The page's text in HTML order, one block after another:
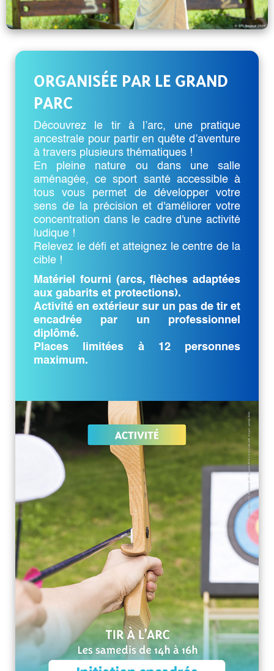
ORGANISÉE PAR LE GRAND
PARC
Découvrez le tir à l’arc, une pratique
ancestrale pour partir en quête d’aventure
à travers plusieurs thématiques !
En pleine nature ou dans une salle
aménagée, ce sport santé accessible à
tous vous permet de développer votre
sens de la précision et d'améliorer votre
concentration dans le cadre d'une activité
ludique !
Relevez le défi et atteignez le centre de la
cible !
Matériel fourni (arcs, flèches adaptées
aux gabarits et protections).
Activité en extérieur sur un pas de tir et
encadrée par un professionnel
diplômé.
Places limitées à 12 personnes
maximum.